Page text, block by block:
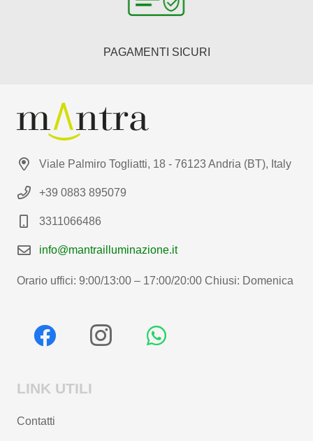
PAGAMENTI SICURI
Viale Palmiro Togliatti, 18 - 76123 Andria (BT), Italy
+39 0883 895079
3311066486
info@mantrailluminazione.it
Orario uffici: 9:00/13:00 – 17:00/20:00 Chiusi: Domenica
LINK UTILI
Contatti